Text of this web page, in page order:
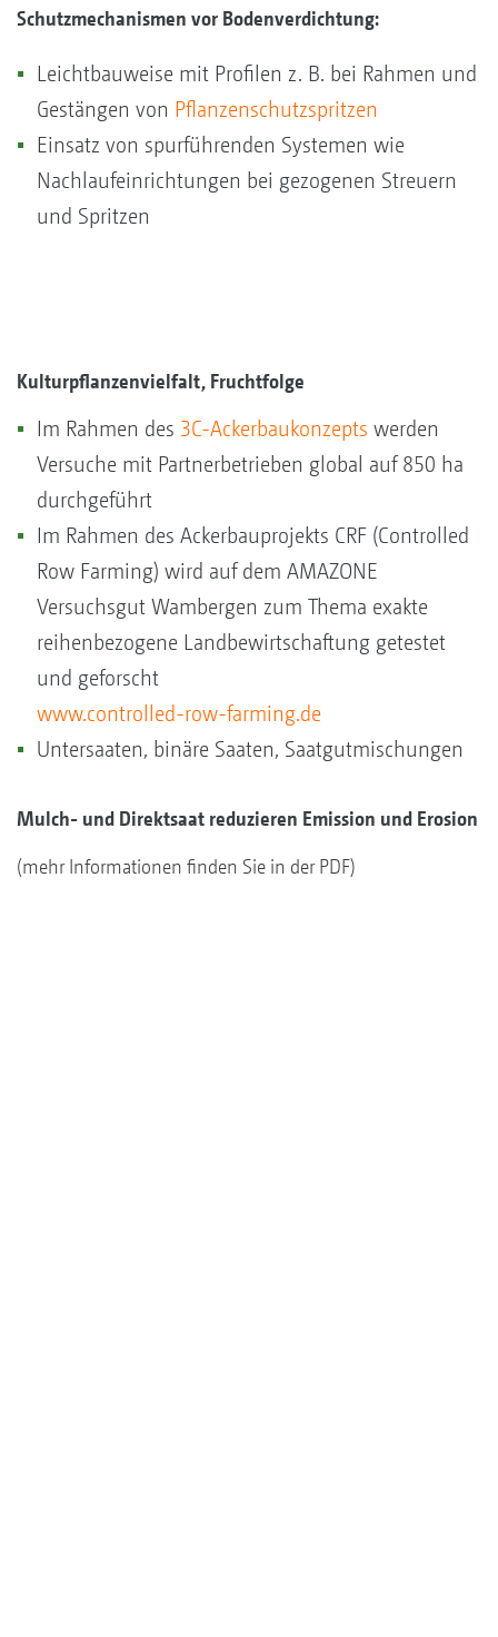
Schutzmechanismen vor Bodenverdichtung:
Leichtbauweise mit Profilen z. B. bei Rahmen und
Gestängen von Pflanzenschutzspritzen
Einsatz von spurführenden Systemen wie
Nachlaufeinrichtungen bei gezogenen Streuern
und Spritzen
Kulturpflanzenvielfalt, Fruchtfolge
Im Rahmen des 3C-Ackerbaukonzepts werden
Versuche mit Partnerbetrieben global auf 850 ha
durchgeführt
Im Rahmen des Ackerbauprojekts CRF (Controlled
Row Farming) wird auf dem AMAZONE
Versuchsgut Wambergen zum Thema exakte
reihenbezogene Landbewirtschaftung getestet
und geforscht
www.controlled-row-farming.de
Untersaaten, binäre Saaten, Saatgutmischungen
Mulch- und Direktsaat reduzieren Emission und Erosion
(mehr Informationen finden Sie in der PDF)